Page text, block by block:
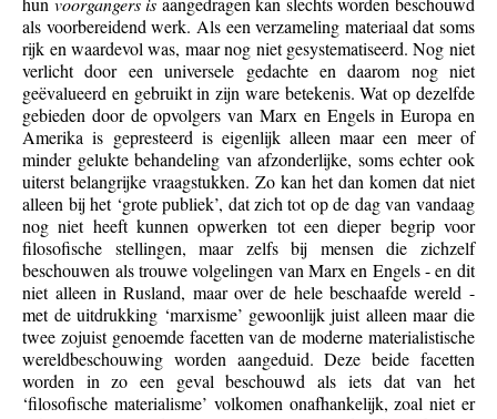
als voorbereidend werk. Als een verzameling materiaal dat soms
rijk en waardevol was, maar nog niet gesystematiseerd. Nog niet
verlicht door een universele gedachte en daarom nog niet
geëvalueerd en gebruikt in zijn ware betekenis. Wat op dezelfde
gebieden door de opvolgers van Marx en Engels in Europa en
Amerika is gepresteerd is eigenlijk alleen maar een meer of
minder gelukte behandeling van afzonderlijke, soms echter ook
uiterst belangrijke vraagstukken. Zo kan het dan komen dat niet
alleen bij het ‘grote publiek’, dat zich tot op de dag van vandaag
nog niet heeft kunnen opwerken tot een dieper begrip voor
filosofische stellingen, maar zelfs bij mensen die zichzelf
beschouwen als trouwe volgelingen van Marx en Engels - en dit
niet alleen in Rusland, maar over de hele beschaafde wereld -
met de uitdrukking ‘marxisme’ gewoonlijk juist alleen maar die
twee zojuist genoemde facetten van de moderne materialistische
wereldbeschouwing worden aangeduid. Deze beide facetten
worden in zo een geval beschouwd als iets dat van het
‘filosofische materialisme’ volkomen onafhankelijk, zoal niet er